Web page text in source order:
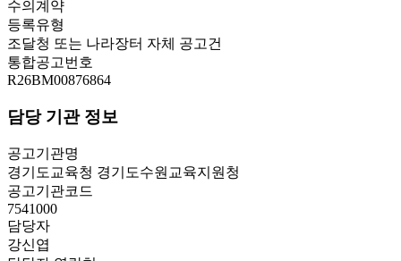
수의계약
등록유형
조달청 또는 나라장터 자체 공고건
통합공고번호
R26BM00876864
담당 기관 정보
공고기관명
경기도교육청 경기도수원교육지원청
공고기관코드
7541000
담당자
강신엽